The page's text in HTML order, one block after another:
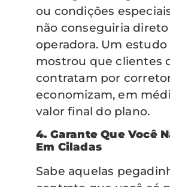
ou condições
não conseguiria direto
operadora. Um
mostrou que clientes
contratam por
economizam, em
valor final do plano.
4. Garante Que Você
Em Ciladas
Sabe aquelas